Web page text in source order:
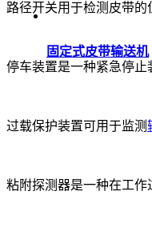
固定式皮带输送机
路径开关用于检测皮带
停车装置是一种紧急停
过载保护装置可用于监测
粘附探测器是一种在工